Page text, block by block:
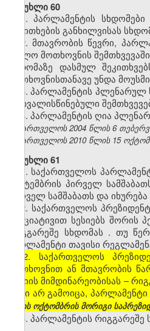
მუხლი 60
1.პარლამენტის სხდომები
საკითხების განხილვისას
2. მთავრობის წევრი,
ხოლო მოთხოვნის
სხდომაზე დასმულ
მოთხოვნისთანავე უნდა
3. პარლამენტის პლენარულ
გათვალისწინებული
4. პარლამენტის ღია
საქართველოს 2004 წლის 6
საქართველოს 2010 წლის 15
მუხლი 61
1. საქართველოს
სექტემბრის პირველ
პირველ სამშაბათს და იხურება
2. საქართველოს
ინიციატივით სესიებს შორის
რიგგარეშე სხდომას . თუ
პარლამენტი თავისი
[2. საქართველოს
მოთხოვნით ან მთავრობის
სესიის მიმდინარეობისას –
აქტი არ გამოიცა,
წლის ოქტომბრის მორიგი
3. პარლამენტის რიგგარეშე